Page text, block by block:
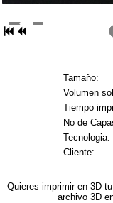
Tamaño:
Volumen
Tiempo
No de
Tecnologia:
Cliente:
Quieres imprimir en 3D
archivo 3D